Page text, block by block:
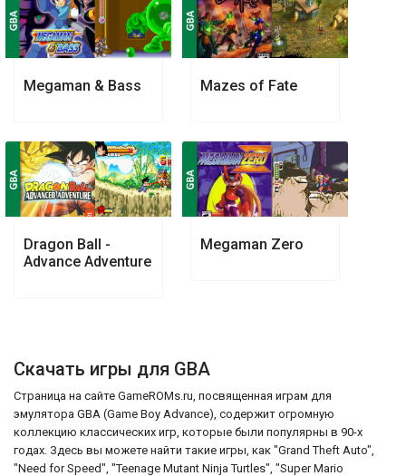
Megaman & Bass Mazes of Fate
Dragon Ball -
Advance Adventure
Megaman Zero
Скачать игры для GBA
Страница на сайте GameROMs.ru, посвященная играм для
эмулятора GBA (Game Boy Advance), содержит огромную
коллекцию классических игр, которые были популярны в 90-х
годах. Здесь вы можете найти такие игры, как "Grand Theft Auto",
"Need for Speed", "Teenage Mutant Ninja Turtles", "Super Mario